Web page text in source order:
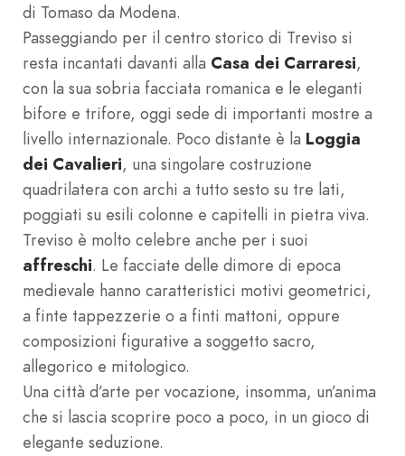
di Tomaso da Modena.
Passeggiando per il centro storico di Treviso si
resta incantati davanti alla Casa dei Carraresi,
con la sua sobria facciata romanica e le eleganti
bifore e trifore, oggi sede di importanti mostre a
livello internazionale. Poco distante è la Loggia
dei Cavalieri, una singolare costruzione
quadrilatera con archi a tutto sesto su tre lati,
poggiati su esili colonne e capitelli in pietra viva.
Treviso è molto celebre anche per i suoi
affreschi. Le facciate delle dimore di epoca
medievale hanno caratteristici motivi geometrici,
a finte tappezzerie o a finti mattoni, oppure
composizioni figurative a soggetto sacro,
allegorico e mitologico.
Una città d’arte per vocazione, insomma, un’anima
che si lascia scoprire poco a poco, in un gioco di
elegante seduzione.